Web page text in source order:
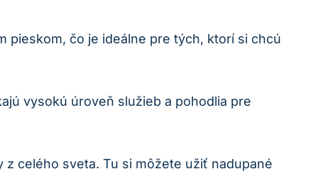
čo je ideálne pre tých, ktorí si chcú
vysokú úroveň služieb a pohodlia pre
celého sveta. Tu si môžete užiť nadupané